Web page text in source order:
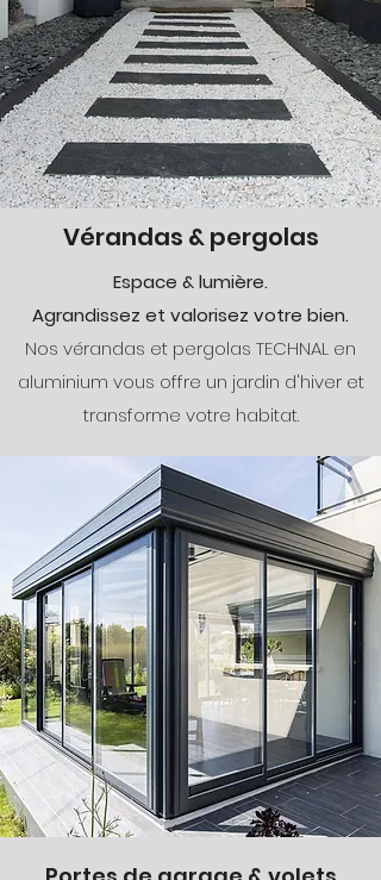
Vérandas & pergolas
Espace & lumière.
Agrandissez et valorisez votre bien.
Nos vérandas et pergolas TECHNAL en
aluminium vous offre un jardin d'hiver et
transforme votre habitat.